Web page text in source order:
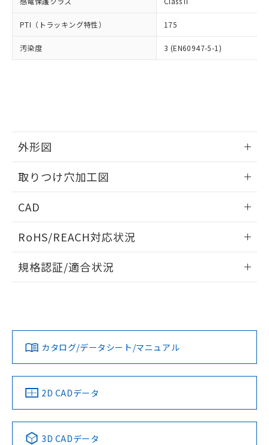
PTI（トラッキング特性） 175
汚染度 3 (EN60947-5-1)
外形図
取りつけ穴加工図
CAD
ドすることができます。
ログイン/会員登録
ダウンロードデータをご利用いただく前に、以下を必ずお読
みください。
ソフトウェアの使用条件
RoHS/REACH対応状況
EU RoHS 注意事項・凡例
対応済み
中国 RoHS 注意事項・凡例
規格認証/適合状況
LR型式承認
（イギリス
船舶規格）
DNV型式承認
（ノルウェー
BV型式承認
（フランス
KR型式
（韓国
No No No No
カタログ/データシート/マニュアル
2D CADデータ
3D CADデータ
引・商談に必要な範囲で利用すること
をご了承ください。
※当社の共同利用者とは、"個人情報
の「1.共同利
用者の範囲」に記載されている法人を
とができます。
EU RoHS指令（10物質）の非含有証明書
51物質の非含有証明書（当社基準）
※本証明書は発行日時点で非含有を証明す
欄に対応日を記載しておりました。
既に当社にて対応品への在庫切替を完了
り、2022年1月12日より割愛しておりま
す。